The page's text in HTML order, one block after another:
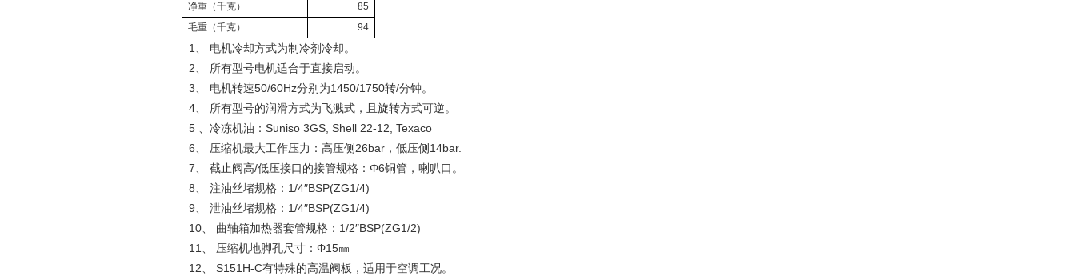
净重（千克）
85
毛重（千克）
94
1、 电机冷却方式为制冷剂冷却。
2、 所有型号电机适合于直接启动。
3、 电机转速50/60Hz分别为1450/1750转/分钟。
4、 所有型号的润滑方式为飞溅式，且旋转方式可逆。
5 、冷冻机油：Suniso 3GS, Shell 22-12, Texaco
6、 压缩机最大工作压力：高压侧26bar，低压侧14bar.
7、 截止阀高/低压接口的接管规格：Φ6铜管，喇叭口。
8、 注油丝堵规格：1/4″BSP(ZG1/4)
9、 泄油丝堵规格：1/4″BSP(ZG1/4)
10、 曲轴箱加热器套管规格：1/2″BSP(ZG1/2)
11、 压缩机地脚孔尺寸：Φ15㎜
12、 S151H-C有特殊的高温阀板，适用于空调工况。